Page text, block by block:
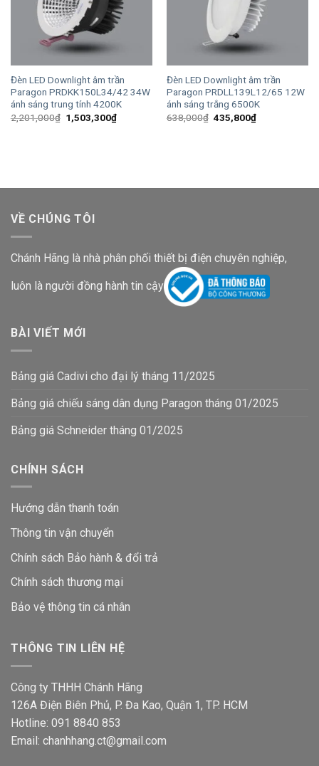
Đèn LED Downlight âm trần
Paragon PRDKK150L34/42 34W
ánh sáng trung tính 4200K
2,201,000₫ Giá
gốc
1,503,300₫Giá
hiện
Đèn LED Downlight âm trần
Paragon PRDLL139L12/65 12W
ánh sáng trắng 6500K
638,000₫ Giá
435,800₫Giá
hiện
VỀ CHÚNG TÔI
Chánh Hãng là nhà phân phối thiết bị điện chuyên nghiệp,
luôn là người đồng hành tin cậy
BÀI VIẾT MỚI
Bảng giá Cadivi cho đại lý tháng 11/2025
Bảng giá chiếu sáng dân dụng Paragon tháng 01/2025
Bảng giá Schneider tháng 01/2025
CHÍNH SÁCH
Hướng dẫn thanh toán
Thông tin vận chuyển
Chính sách Bảo hành & đổi trả
Chính sách thương mại
Bảo vệ thông tin cá nhân
THÔNG TIN LIÊN HỆ
Công ty THHH Chánh Hãng
126A Điện Biên Phủ, P. Đa Kao, Quận 1, TP. HCM
Hotline: 091 8840 853
Email: chanhhang.ct@gmail.com